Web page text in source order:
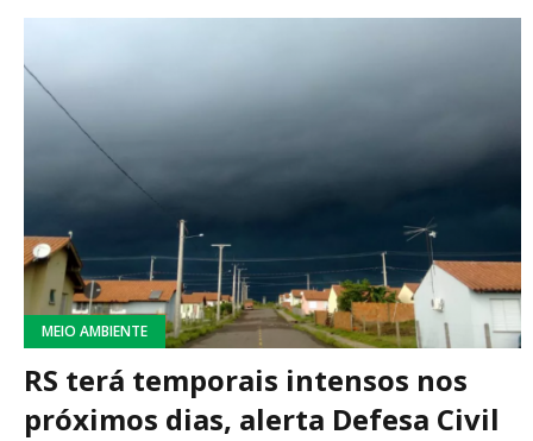
MEIO AMBIENTE
RS terá temporais intensos nos
próximos dias, alerta Defesa Civil